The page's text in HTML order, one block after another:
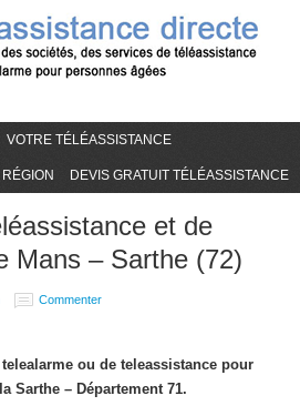
VOTRE TÉLÉASSISTANCE
DEVIS GRATUIT TÉLÉASSISTANCE
et de
Mans – Sarthe (72)
Commenter
ou de teleassistance pour
Sarthe – Département 71.